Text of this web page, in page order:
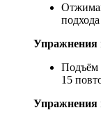
Упражнения
Подъём
15
Упражнения